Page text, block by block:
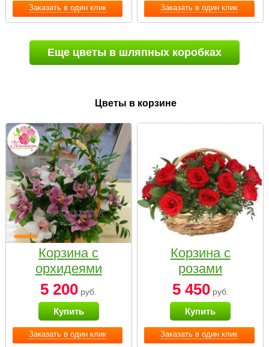
Заказать в один клик Заказать в один клик
Еще цветы в шляпных коробках
Цветы в корзине
Заказать в один клик
Корзина с
орхидеями
малая
5 200 руб.
Купить
Заказать в один клик
Корзина с
розами
«Красный
Париж»
5 450руб.
Купить